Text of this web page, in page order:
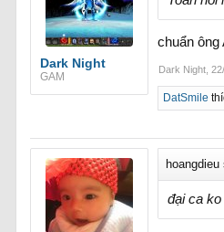
Dark Night
GAM
chuẩn
Dark Night
DatSmile
hoangdieu
đại ca